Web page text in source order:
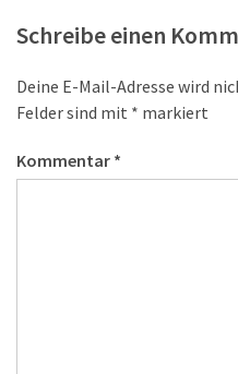
Schreibe einen
Deine E-Mail-Adresse wird
Felder sind mit * markiert
Kommentar *